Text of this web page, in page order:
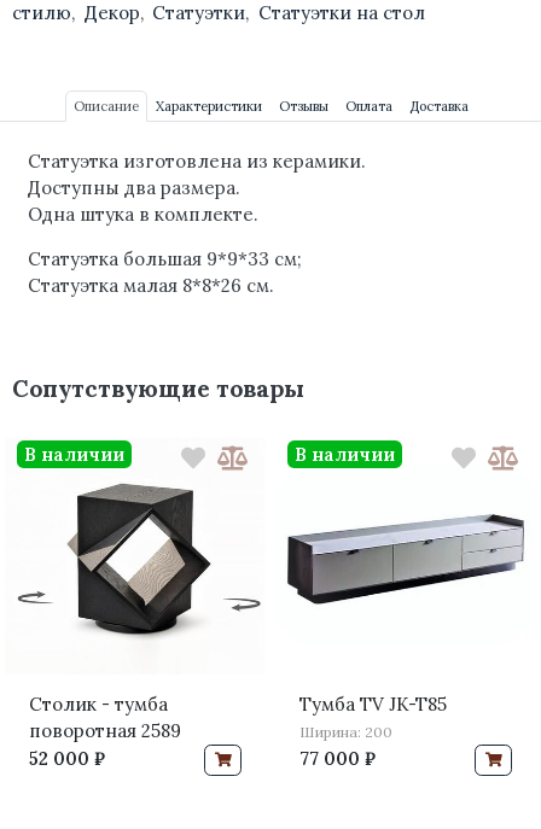
стилю, Декор, Статуэтки, Статуэтки на стол
Описание Характеристики Отзывы Оплата Доставка
Статуэтка изготовлена из керамики.
Доступны два размера.
Одна штука в комплекте.
Статуэтка большая 9*9*33 см;
Статуэтка малая 8*8*26 см.
Сопутствующие товары
Столик - тумба
поворотная 2589
52 000 ₽
В наличии
Тумба TV JK-T85
Ширина: 200
77 000 ₽
В наличии